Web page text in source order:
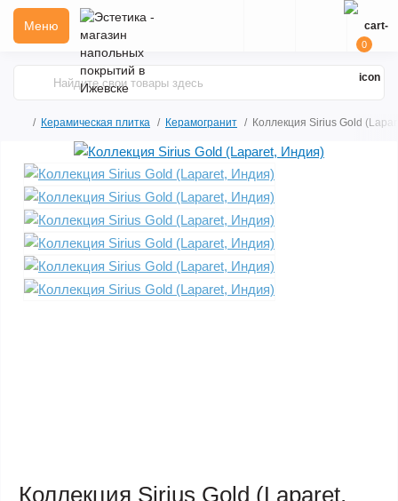
Меню
0
Керамическая плитка Керамогранит Коллекция Sirius Gold
Коллекция Sirius Gold (Laparet,